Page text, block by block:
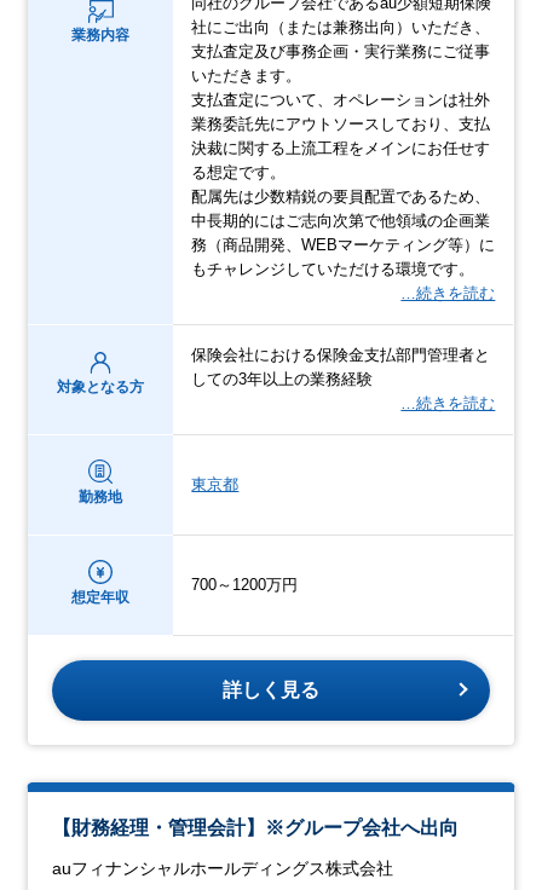
業務内容
社にご出向（または兼務出向）いただき、
支払査定及び事務企画・実行業務にご従事
いただきます。
支払査定について、オペレーションは社外
業務委託先にアウトソースしており、支払
決裁に関する上流工程をメインにお任せす
る想定です。
配属先は少数精鋭の要員配置であるため、
中長期的にはご志向次第で他領域の企画業
務（商品開発、WEBマーケティング等）に
もチャレンジしていただける環境です。
…続きを読む
対象となる方
保険会社における保険金支払部門管理者と
しての3年以上の業務経験
…続きを読む
勤務地
東京都
想定年収
700～1200万円
詳しく見る
【財務経理・管理会計】※グループ会社へ出向
auフィナンシャルホールディングス株式会社